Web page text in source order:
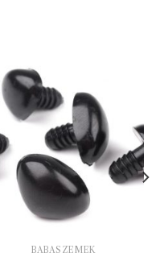
BABASZEMEK